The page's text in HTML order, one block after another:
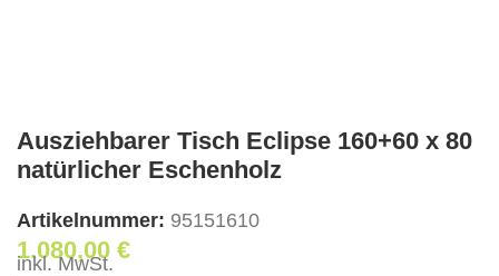
Ausziehbarer Tisch Eclipse 160+60 x 80
natürlicher Eschenholz
Artikelnummer: 95151610
1.080,00 €
inkl. MwSt.